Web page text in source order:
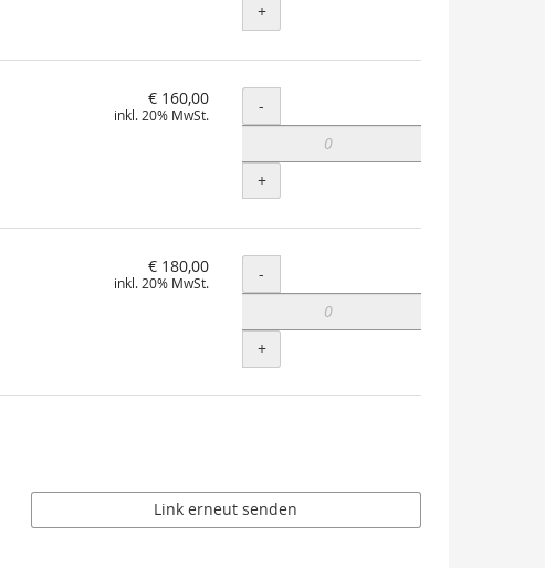
+
€ 160,00
inkl. 20% MwSt. Menge
-
+
€ 180,00
inkl. 20% MwSt. Menge
-
+
Link erneut senden